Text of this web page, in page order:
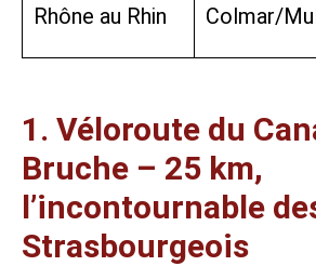
Rhône au Rhin
Colmar/
1. Véloroute du
Bruche – 25 km,
l’incontournable
Strasbourgeois